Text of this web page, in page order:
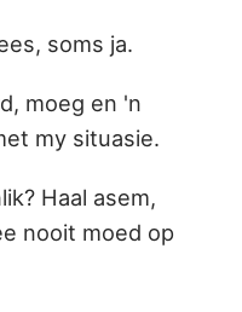
soms ja.
moeg en 'n
my situasie.
Haal asem,
nooit moed op